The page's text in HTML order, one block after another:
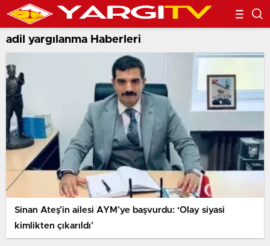
adil yargılanma Haberleri
Sinan Ateş’in ailesi AYM’ye başvurdu: ‘Olay siyasi
kimlikten çıkarıldı’